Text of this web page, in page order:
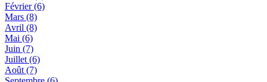
Février(6)
Mars (8)
Avril (8)
Mai (6)
Juin (7)
Juillet (6)
Août (7)